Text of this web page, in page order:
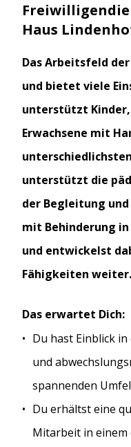
Haus
Das Arbeitsfeld
und bietet viele
unterstützt Kinder,
Erwachsene mit
unterstützt die
der Begleitung
mit Behinderung
und entwickelst
Fähigkeiten weiter.
Das erwartet Dich:
Du hast Einblick
und
spannenden
Du erhältst eine
Mitarbeit in